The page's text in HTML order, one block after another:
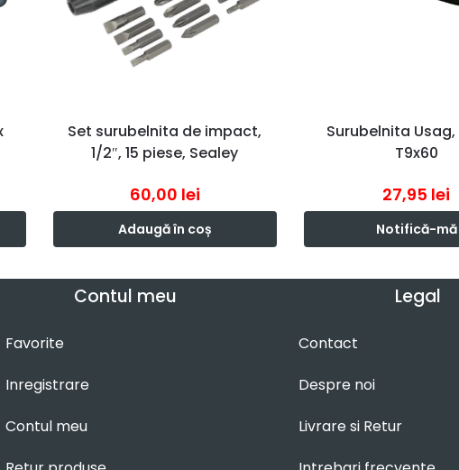
Set surubelnita de impact,
1/2″, 15 piese, Sealey
60,00 lei
Adaugă în coș
Surubelnita Usag,
T9x60
27,95 lei
Notifică-mă
Contul meu
Favorite
Inregistrare
Contul meu
Legal
Contact
Despre noi
Livrare si Retur